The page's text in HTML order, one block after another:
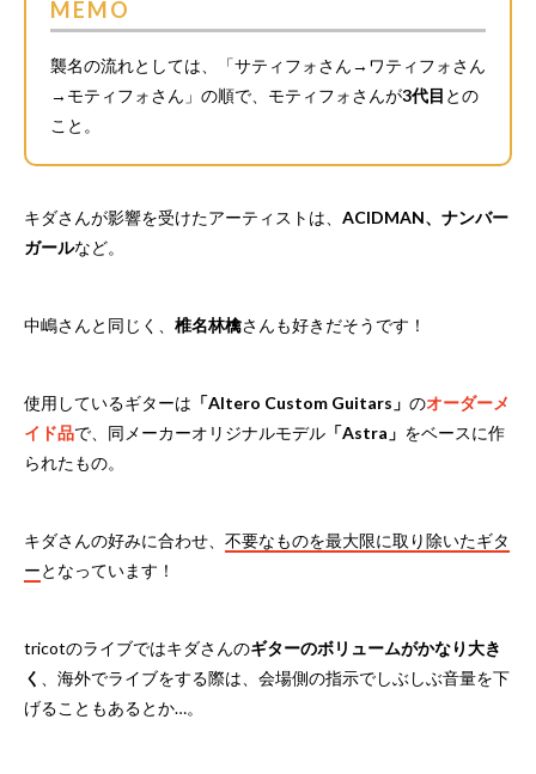
MEMO
襲名の流れとしては、「サティフォさん→ワティフォさん
→モティフォさん」の順で、モティフォさんが3代目 との
こと。
キダさんが影響を受けたアーティストは、 ACIDMAN、ナンバー
ガールなど。
中嶋さんと同じく、 椎名林檎さんも好きだそうです！
使用しているギターは 「Altero Custom Guitars」 のオーダーメ
イド品で、同メーカーオリジナルモデル 「Astra」 をベースに作
られたもの。
キダさんの好みに合わせ、 不要なものを最大限に取り除いたギタ
ーとなっています！
tricotのライブではキダさんのギターのボリュームがかなり大き
く
、海外でライブをする際は、会場側の指示でしぶしぶ音量を下
げることもあるとか…。